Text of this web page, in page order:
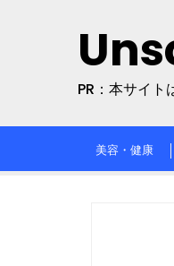
PR：本サイト
美容・健康